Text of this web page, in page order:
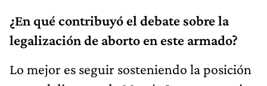
¿En qué contribuyó el debate sobre la
legalización de aborto en este armado?
Lo mejor es seguir sosteniendo la posición